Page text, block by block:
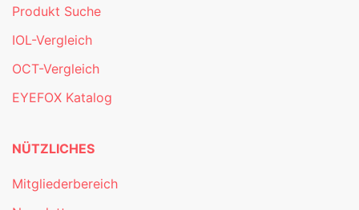
Produkt Suche
IOL-Vergleich
OCT-Vergleich
EYEFOX Katalog
NÜTZLICHES
Mitgliederbereich